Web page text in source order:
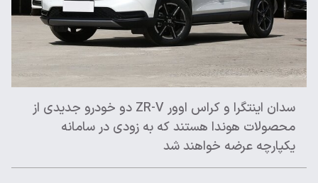
سدان اینتگرا و کراس اوور ZR-V دو خودرو جدیدی از
محصولات هوندا هستند که به زودی در سامانه
یکپارچه عرضه خواهند شد